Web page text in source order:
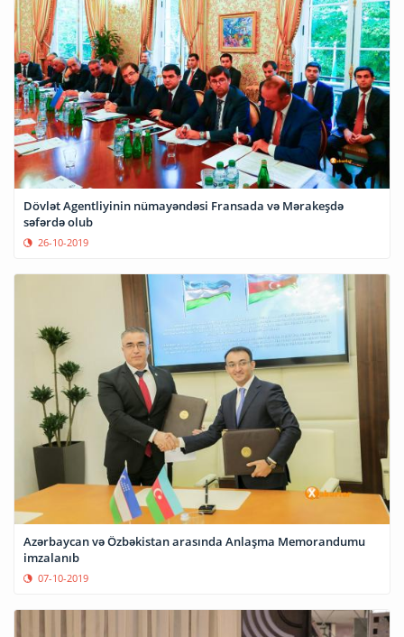
Dövlət Agentliyinin nümayəndəsi Fransada və Mərakeşdə
səfərdə olub
26-10-2019
Azərbaycan və Özbəkistan arasında Anlaşma Memorandumu
imzalanıb
07-10-2019